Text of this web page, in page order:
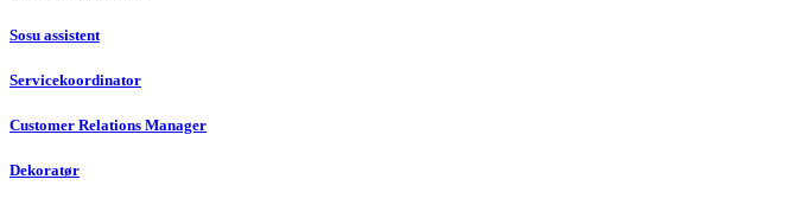
Sosu assistent
Servicekoordinator
Customer Relations Manager
Dekoratør